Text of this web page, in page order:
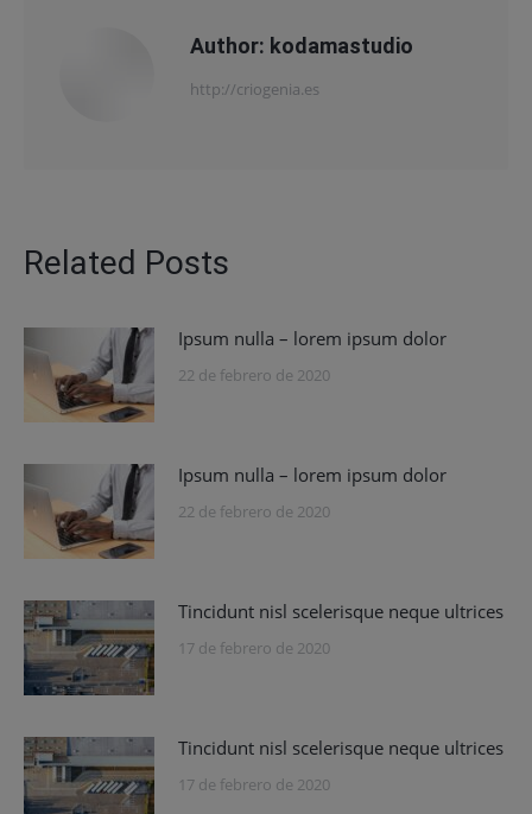
Author: kodamastudio
http://criogenia.es
Related Posts
Ipsum nulla – lorem ipsum dolor
22 de febrero de 2020
Ipsum nulla – lorem ipsum dolor
22 de febrero de 2020
Tincidunt nisl scelerisque neque ultrices
17 de febrero de 2020
Tincidunt nisl scelerisque neque ultrices
17 de febrero de 2020